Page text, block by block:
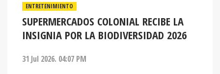
ENTRETENIMIENTO
SUPERMERCADOS COLONIAL RECIBE LA
INSIGNIA POR LA BIODIVERSIDAD 2026
31 Jul 2026. 04:07 PM